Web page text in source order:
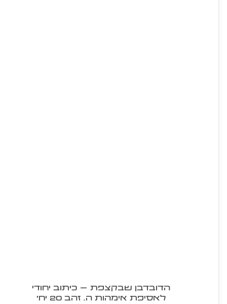
הדובדבן שבקצפת – כיתוב יחודי
לאסיפת אימהות ה. זהב 20 יח'